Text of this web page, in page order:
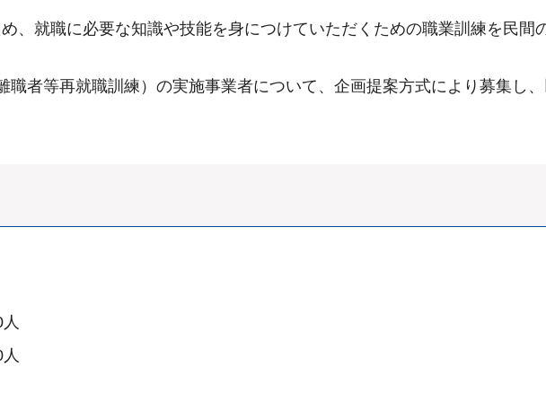
、就職に必要な知識や技能を身につけていただくための職業訓練を民間
者等再就職訓練）の実施事業者について、企画提案方式により募集し
人
人